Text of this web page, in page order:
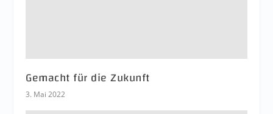
Gemacht für die Zukunft
3. Mai 2022